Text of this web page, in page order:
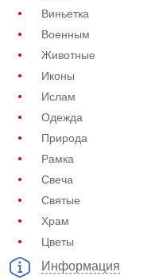
Виньетка
Военным
Животные
Иконы
Ислам
Одежда
Природа
Рамка
Свеча
Святые
Храм
Цветы
Информация